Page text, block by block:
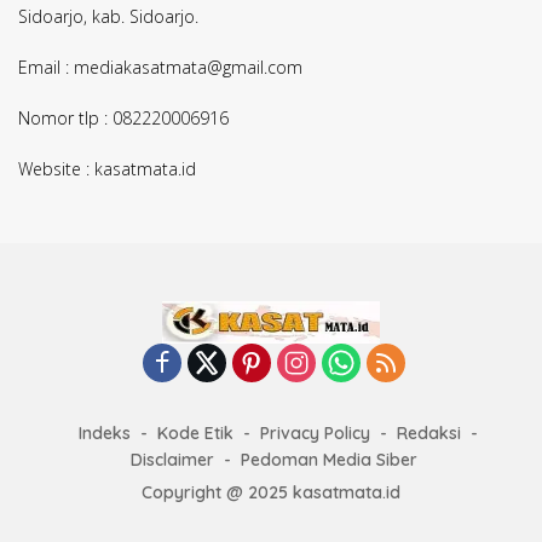
Sidoarjo, kab. Sidoarjo.
Email : mediakasatmata@gmail.com
Nomor tlp : 082220006916
Website : kasatmata.id
Indeks Kode Etik Privacy Policy
Redaksi
Disclaimer
Pedoman Media Siber
Copyright @ 2025 kasatmata.id